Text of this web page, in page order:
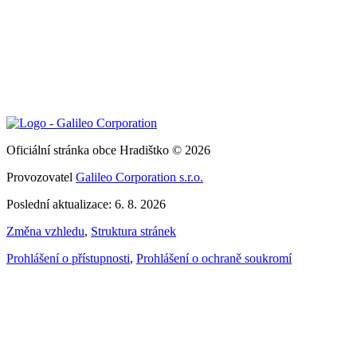
Oficiální stránka obce Hradištko © 2026
Provozovatel Galileo Corporation s.r.o.
Poslední aktualizace: 6. 8. 2026
Změna vzhledu, Struktura stránek
Prohlášení o přístupnosti, Prohlášení o ochraně soukromí